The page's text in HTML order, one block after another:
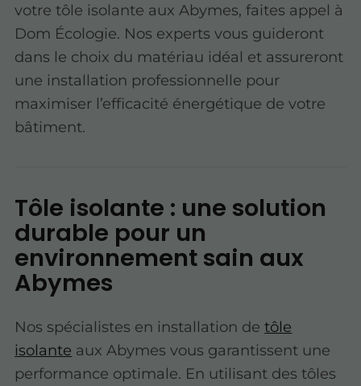
votre tôle isolante aux Abymes, faites appel à
Dom Écologie. Nos experts vous guideront
dans le choix du matériau idéal et assureront
une installation professionnelle pour
maximiser l’efficacité énergétique de votre
bâtiment.
Tôle isolante : une solution
durable pour un
environnement sain aux
Abymes
Nos spécialistes en installation detôle
isolante aux Abymes vous garantissent une
performance optimale. En utilisant des tôles